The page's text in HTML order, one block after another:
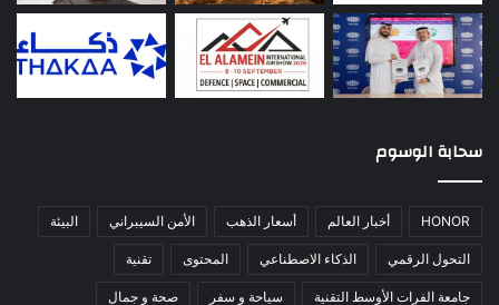
سحابة الوسوم
HONOR أخبار العالم أسعار الذهب الأمن السيبراني البيئة
التحول الرقمي الذكاء الاصطناعي المحتوى تقنية
جامعة الفرات الأوسط التقنية سياحة و سفر صحة و جمال